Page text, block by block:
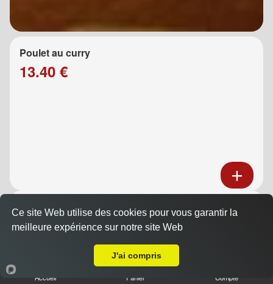
Poulet au curry
13.40 €
Poulet au caramel
13.40 €
Accueil Panier Compte
Ce site Web utilise des cookies pour vous garantir la
meilleure expérience sur notre site Web
J'ai compris